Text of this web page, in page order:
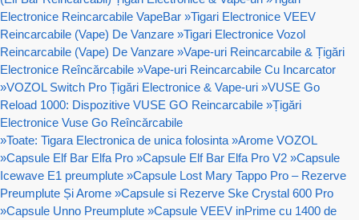
Electronice Reincarcabile VapeBar »Tigari Electronice VEEV
Reincarcabile (Vape) De Vanzare »Tigari Electronice Vozol
Reincarcabile (Vape) De Vanzare »Vape-uri Reincarcabile & Țigări
Electronice Reîncărcabile »Vape-uri Reincarcabile Cu Incarcator
»VOZOL Switch Pro Țigări Electronice & Vape-uri »VUSE Go
Reload 1000: Dispozitive VUSE GO Reincarcabile »Țigări
Electronice Vuse Go Reîncărcabile
»Toate: Tigara Electronica de unica folosinta »Arome VOZOL
»Capsule Elf Bar Elfa Pro »Capsule Elf Bar Elfa Pro V2 »Capsule
Icewave E1 preumplute »Capsule Lost Mary Tappo Pro – Rezerve
Preumplute Și Arome »Capsule si Rezerve Ske Crystal 600 Pro
»Capsule Unno Preumplute »Capsule VEEV inPrime cu 1400 de